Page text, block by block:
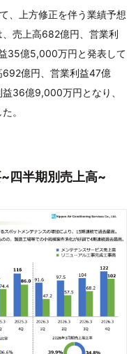
、上方修正を伴う業績予想
売上高682億円、営業利
35億5,000万円と発表して
692億円、営業利益47億
36億9,000万円となり、
。
四半期別売上高~